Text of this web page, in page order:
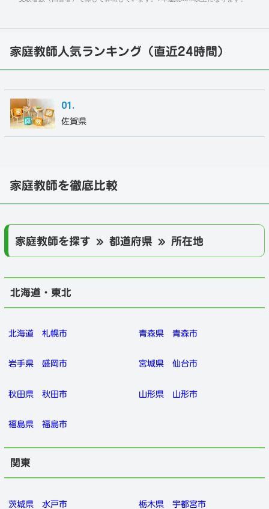
家庭教師人気ランキング（直近24時間）
佐賀県
家庭教師を徹底比較
家庭教師を探す » 都道府県 » 所在地
北海道・東北
北海道 札幌市 青森県 青森市
岩手県 盛岡市 宮城県 仙台市
秋田県 秋田市 山形県 山形市
福島県 福島市
関東
茨城県 水戸市 栃木県 宇都宮市